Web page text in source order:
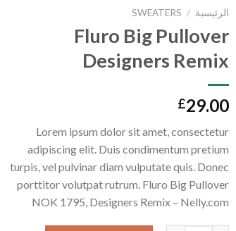
الرئيسية /
SWEATERS
Fluro Big Pullover
Designers Remix
£29.00
Lorem ipsum dolor sit amet, consectetur
adipiscing elit. Duis condimentum pretium
turpis, vel pulvinar diam vulputate quis. Donec
porttitor volutpat rutrum. Fluro Big Pullover
NOK 1795, Designers Remix – Nelly.com